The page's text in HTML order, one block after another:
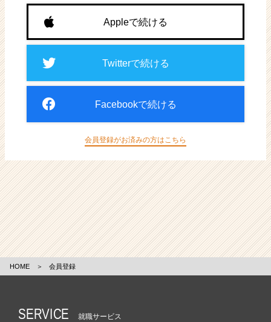
活
サ
ト
ア
キ
リ
ア
Appleで続ける
Twitterで続ける
Facebookで続ける
会員登録がお済みの方はこちら
HOME ＞ 会員登録
SERVICE 就職サービス